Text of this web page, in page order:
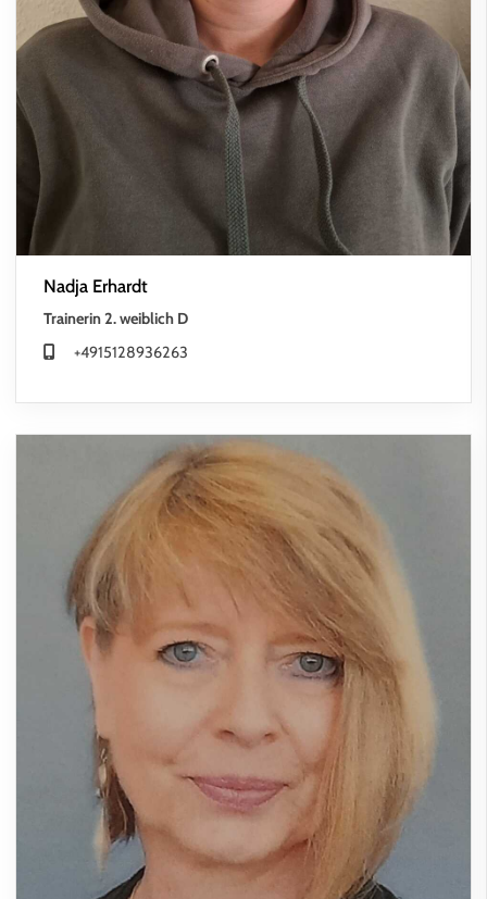
Nadja Erhardt
Trainerin 2. weiblich D
+4915128936263